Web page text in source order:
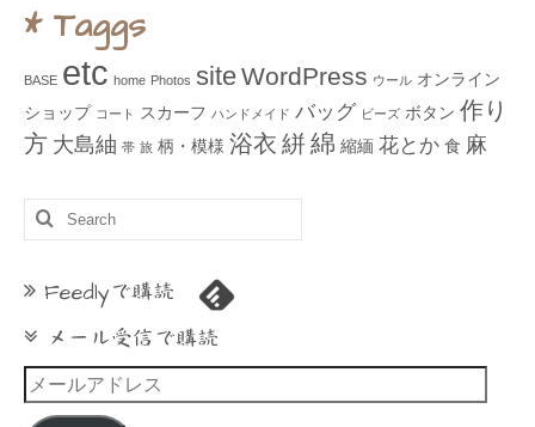
* Taggs
BASE etc home Photos siteWordPress ウール オンライン
ショップ コート スカーフ ハンドメイド バッグ ビーズ ボタン 作り
方 大島紬 帯 旅 柄・模様 浴衣 絣綿 縮緬 花とか 食 麻
Search
for:
Feedlyで購読
メール受信で購読
メ
ー